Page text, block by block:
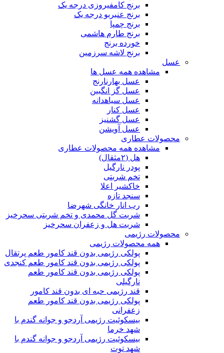
برنج کامفیروزی درجه یک
برنج عنبربو درجه یک
برنج چمپا
برنج طارم هاشمی
خورده برنج
برنج لاشه سرزمین
عسل
مشاهده همه عسل ها
عسل بهارنارنج
عسل گز انگبین
عسل سیاهدانه
عسل کنار
عسل گشنیز
عسل آویشن
محصولات عطاری
مشاهده همه محصولات عطاری
هل (۲مثقال)
پودر نارگیل
تخم شربتی
خاکشیر اعلا
سنجد تازه
رب انار خانگی شهرضا
شربت گل محمدی و تخم شربتی سحرخیز
شربت هل و زعفران سحرخیز
محصولات رژیمی
همه محصولات رژیمی
پولکی رژیمی بدون قند کامور طعم پرتقال
پولکی رژیمی بدون قند کامور طعم کنجدی
پولکی رژیمی بدون قند کامور طعم
نارگیلی
قند رژیمی حبه ای بدون قند کامور
پولکی رژیمی بدون قند کامور طعم
زعفرانی
بيسکوئيت رژیمی آردجو و جوانه گندم با
شهد خرما
بيسکوئيت رژیمی آردجو و جوانه گندم با
شهد توت